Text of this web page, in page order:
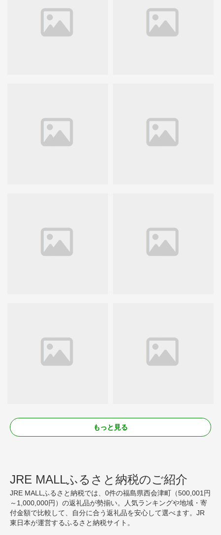
もっと見る
JRE MALLふるさと納税のご紹介
JRE MALLふるさと納税では、0件の福島県西会津町（500,001円
～1,000,000円）の返礼品が勢揃い。人気ランキングや地域・寄
付金額で比較して、自分に合う返礼品を安心して選べます。JR
東日本が運営するふるさと納税サイト。